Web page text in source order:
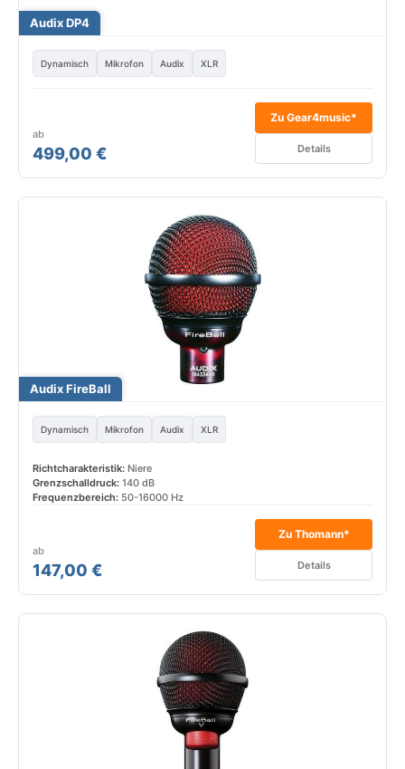
Audix DP4
Dynamisch Mikrofon Audix XLR
ab
499,00 €
Zu Gear4music*
Details
Audix FireBall
Dynamisch Mikrofon Audix XLR
Richtcharakteristik: Niere
Grenzschalldruck: 140 dB
Frequenzbereich: 50-16000 Hz
ab
147,00 €
Zu Thomann*
Details